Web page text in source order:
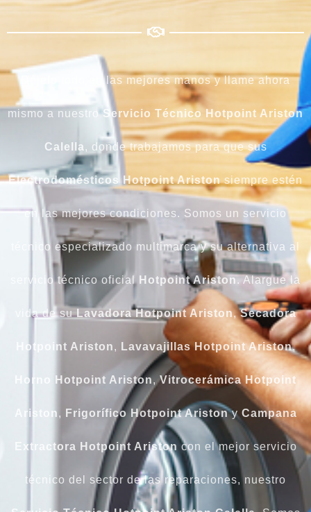
Déjelo todo en las mejores manos y llame ahora
mismo a nuestroServicio Técnico Hotpoint Ariston
Calella , donde trabajamos para que sus
Electrodomésticos Hotpoint Aristonsiempre estén
en las mejores condiciones. Somos un servicio
técnico especializado multimarca y su alternativa al
servicio técnico oficial Hotpoint Ariston. Alargue la
vida de suLavadora Hotpoint Ariston,Secadora
Hotpoint Ariston, Lavavajillas Hotpoint Ariston,
Horno Hotpoint Ariston,Vitrocerámica Hotpoint
Ariston, Frigorífico Hotpoint Aristony Campana
Extractora Hotpoint Ariston con el mejor servicio
técnico del sector de las reparaciones, nuestro